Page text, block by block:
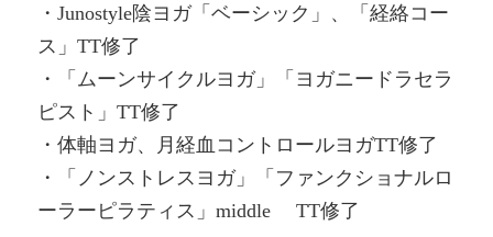
・Junostyle陰ヨガ「ベーシック」、「経絡コー
ス」TT修了
・「ムーンサイクルヨガ」「ヨガニードラセラ
ピスト」TT修了
・体軸ヨガ、月経血コントロールヨガTT修了
・「ノンストレスヨガ」「ファンクショナルロ
ーラーピラティス」middle TT修了